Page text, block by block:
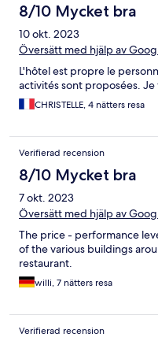
8/10 Mycket bra
10 okt. 2023
Översätt med hjälp av
L'hôtel est propre le
activités sont proposées.
CHRISTELLE, 4 nätters resa
Verifierad recension
8/10 Mycket bra
7 okt. 2023
Översätt med hjälp av
The price - performance
of the various buildings
restaurant.
willi, 7 nätters resa
Verifierad recension